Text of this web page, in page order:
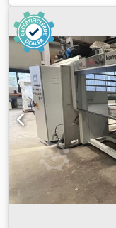
bandreiniging.
2.000 mm 2.
7.630 mm -
Fabrikant: Venjakob
2014 - Snelheid:
kg/m - Lengte:
Bestuurd door
Kan optioneel
Fabrikant Venjakob
2014 -
20 mm -
en